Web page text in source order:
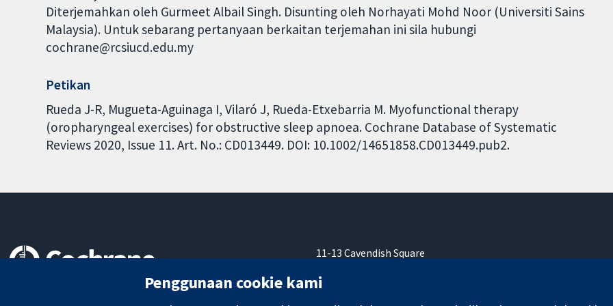
Diterjemahkan oleh Gurmeet Albail Singh. Disunting oleh Norhayati Mohd Noor (Universiti Sains
Malaysia). Untuk sebarang pertanyaan berkaitan terjemahan ini sila hubungi
cochrane@rcsiucd.edu.my
Petikan
Rueda J-R, Mugueta-Aguinaga I, Vilaró J, Rueda-Etxebarria M. Myofunctional therapy
(oropharyngeal exercises) for obstructive sleep apnoea. Cochrane Database of Systematic
Reviews 2020, Issue 11. Art. No.: CD013449. DOI: 10.1002/14651858.CD013449.pub2.
11-13 Cavendish Square
W1G 0AN
Penggunaan cookie kami